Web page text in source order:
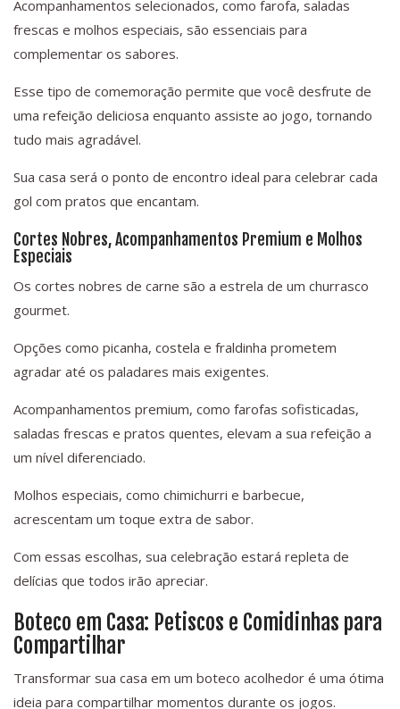
Acompanhamentos selecionados, como farofa, saladas
frescas e molhos especiais, são essenciais para
complementar os sabores.
Esse tipo de comemoração permite que você desfrute de
uma refeição deliciosa enquanto assiste ao jogo, tornando
tudo mais agradável.
Sua casa será o ponto de encontro ideal para celebrar cada
gol com pratos que encantam.
Cortes Nobres, Acompanhamentos Premium e Molhos
Especiais
Os cortes nobres de carne são a estrela de um churrasco
gourmet.
Opções como picanha, costela e fraldinha prometem
agradar até os paladares mais exigentes.
Acompanhamentos premium, como farofas sofisticadas,
saladas frescas e pratos quentes, elevam a sua refeição a
um nível diferenciado.
Molhos especiais, como chimichurri e barbecue,
acrescentam um toque extra de sabor.
Com essas escolhas, sua celebração estará repleta de
delícias que todos irão apreciar.
Boteco em Casa: Petiscos e Comidinhas para
Compartilhar
Transformar sua casa em um boteco acolhedor é uma ótima
ideia para compartilhar momentos durante os jogos.